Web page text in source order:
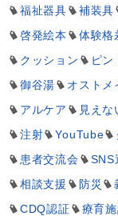
福祉器具
補装具
啓発絵本
体験格
クッション
ピン
御谷湯
オストメ
アルケア
見えな
注射
YouTube
患者交流会
SNS
相談支援
防災
CDQ認証
療育